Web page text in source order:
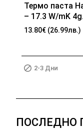
2-3 Дни
Термо паста
– 17.3 W/mK 4g.
13.80€ (26.99лв.)
2-3 Дни
ПОСЛЕДНО